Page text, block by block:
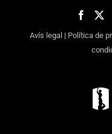
Avís legal | Política de